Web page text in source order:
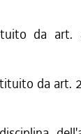
da art.
da art.